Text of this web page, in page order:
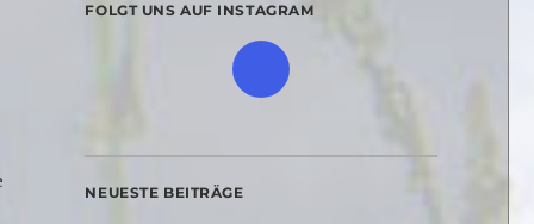
FOLGT UNS AUF INSTAGRAM
NEUESTE BEITRÄGE